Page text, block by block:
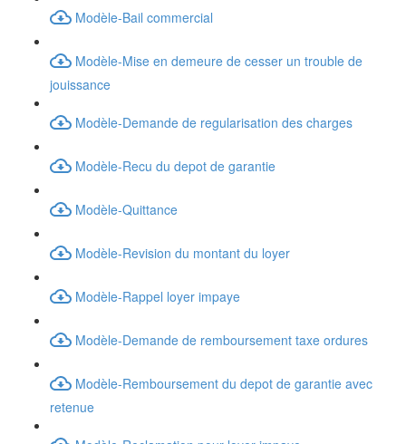
Modèle-Bail commercial
Modèle-Mise en demeure de cesser un trouble de
jouissance
Modèle-Demande de regularisation des charges
Modèle-Recu du depot de garantie
Modèle-Quittance
Modèle-Revision du montant du loyer
Modèle-Rappel loyer impaye
Modèle-Demande de remboursement taxe ordures
Modèle-Remboursement du depot de garantie avec
retenue